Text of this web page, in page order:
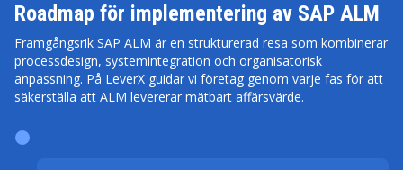
Roadmap för implementering av SAP ALM
Framgångsrik SAP ALM är en strukturerad resa som kombinerar
processdesign, systemintegration och organisatorisk
anpassning. På LeverX guidar vi företag genom varje fas för att
säkerställa att ALM levererar mätbart affärsvärde.